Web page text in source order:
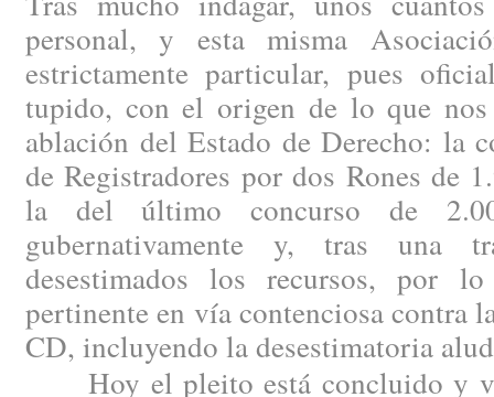
personal, y esta misma
estrictamente particular, pues
tupido, con el origen de lo que nos
ablación del Estado de Derecho: la
de Registradores por dos Rones de
la del último concurso de
gubernativamente y, tras una
desestimados los recursos, por
pertinente en vía contenciosa contra
CD, incluyendo la desestimatoria
Hoy el pleito está concluido y